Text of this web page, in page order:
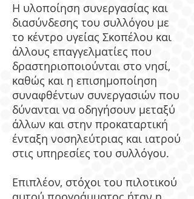
Η υλοποίηση συνεργασίας και
διασύνδεσης του συλλόγου με
το κέντρο υγείας Σκοπέλου και
άλλους επαγγελματίες που
δραστηριοποιούνται στο νησί,
καθώς και η επισημοποίηση
συναφθέντων συνεργασιών που
δύνανται να οδηγήσουν μεταξύ
άλλων και στην προκαταρτική
ένταξη νοσηλεύτριας και ιατρού
στις υπηρεσίες του συλλόγου.
Επιπλέον, στόχοι του πιλοτικού